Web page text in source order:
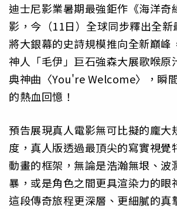
迪士尼影業暑期最強鉅作《海洋奇
影，今（11日）全球同步釋出全
將大銀幕的史詩規模推向全新巔峰
神人「毛伊」巨石強森大展歌喉原
典神曲〈You're Welcome〉，瞬
的熱血回憶！
預告展現真人電影無可比擬的龐大
度，真人版透過最頂尖的寫實視覺
動畫的框架，無論是浩瀚無垠、波
暴，或是角色之間更具渲染力的眼
這段傳奇旅程更深層、更細膩的真